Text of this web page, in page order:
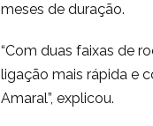
meses de duração.
“Com duas faixas de
ligação mais rápida e
Amaral”, explicou.